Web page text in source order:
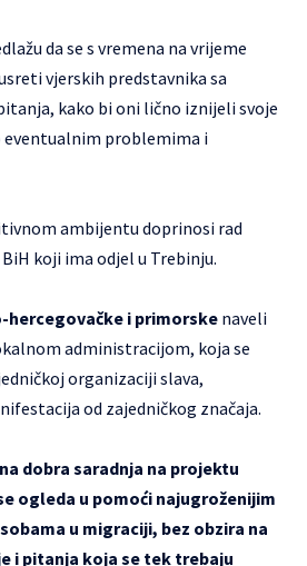
da se s vremena na vrijeme
vjerskih predstavnika sa
kako bi oni lično iznijeli svoje
eventualnim problemima i
ambijentu doprinosi rad
koji ima odjel u Trebinju.
hercegovačke i primorske naveli
administracijom, koja se
organizaciji slava,
od zajedničkog značaja.
dobra saradnja na projektu
ogleda u pomoći najugroženijim
u migraciji, bez obzira na
i pitanja koja se tek trebaju